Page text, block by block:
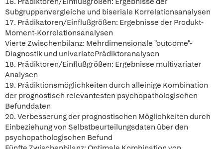
Subgruppenvergleiche und biseriale Korrelationsanalysen
17. Prädikatoren/Einflußgrößen: Ergebnisse der Produkt-
Moment-Korrelationsanalysen
Vierte Zwischenbilanz: Mehrdimensionale "outcome"-
Diagnostik und univariatePrädiktoranalysen
18. Prädiktoren/Einflußgrößen: Ergebnisse multivariater
Analysen
19. Prädiktionsmöglichkeiten durch alleinige Kombination
der prognostisch relevantesten psychopathologischen
Befunddaten
20. Verbesserung der prognostischen Möglichkeiten durch
Einbeziehung von Selbstbeurteilungsdaten über den
psychopathologischen Befund